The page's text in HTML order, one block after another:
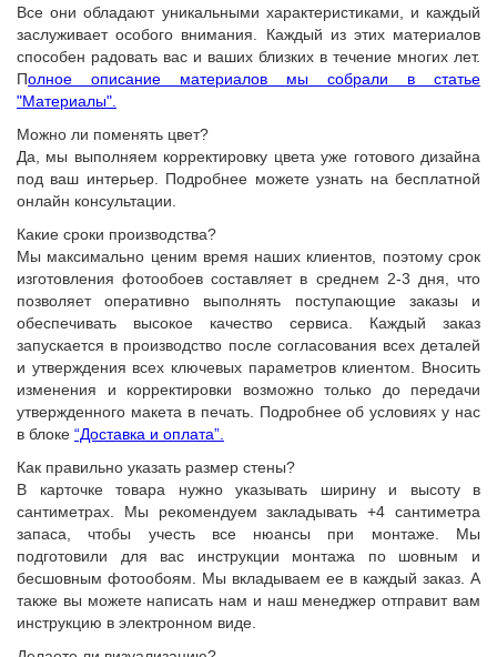
Все они обладают уникальными характеристиками, и каждый
заслуживает особого внимания. Каждый из этих материалов
способен радовать вас и ваших близких в течение многих лет.
Полное описание материалов мы собрали в статье
"Материалы".
Можно ли поменять цвет?
Да, мы выполняем корректировку цвета уже готового дизайна
под ваш интерьер. Подробнее можете узнать на бесплатной
онлайн консультации.
Какие сроки производства?
Мы максимально ценим время наших клиентов, поэтому срок
изготовления фотообоев составляет в среднем 2-3 дня, что
позволяет оперативно выполнять поступающие заказы и
обеспечивать высокое качество сервиса. Каждый заказ
запускается в производство после согласования всех деталей
и утверждения всех ключевых параметров клиентом. Вносить
изменения и корректировки возможно только до передачи
утвержденного макета в печать. Подробнее об условиях у нас
в блоке “Доставка и оплата”.
Как правильно указать размер стены?
В карточке товара нужно указывать ширину и высоту в
сантиметрах. Мы рекомендуем закладывать +4 сантиметра
запаса, чтобы учесть все нюансы при монтаже. Мы
подготовили для вас инструкции монтажа по шовным и
бесшовным фотообоям. Мы вкладываем ее в каждый заказ. А
также вы можете написать нам и наш менеджер отправит вам
инструкцию в электронном виде.